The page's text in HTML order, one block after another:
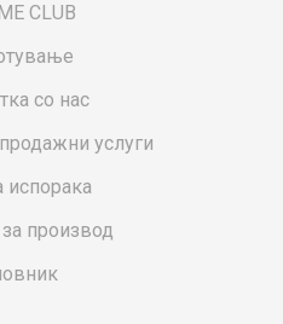
CLUB
со нас
услуги
испорака
за производ